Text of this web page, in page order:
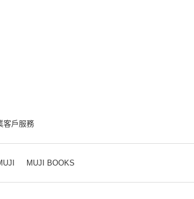
客戶服務
MUJI BOOKS